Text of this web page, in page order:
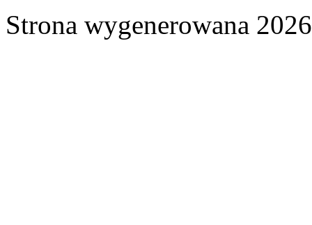
Strona wygenerowana